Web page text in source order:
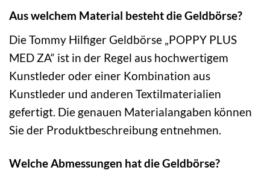
Aus welchem Material besteht die Geldbörse?
Die Tommy Hilfiger Geldbörse „POPPY PLUS
MED ZA“ ist in der Regel aus hochwertigem
Kunstleder oder einer Kombination aus
Kunstleder und anderen Textilmaterialien
gefertigt. Die genauen Materialangaben können
Sie der Produktbeschreibung entnehmen.
Welche Abmessungen hat die Geldbörse?